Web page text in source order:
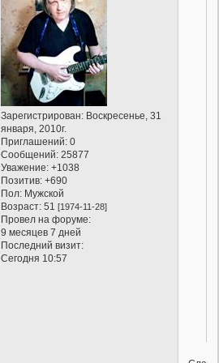
Зарегистрирован: Воскресенье, 31
января, 2010г.
Приглашений: 0
Сообщений: 25877
Уважение: +1038
Позитив: +690
Пол: Мужской
Возраст: 51[1974-11-28]
Провел на форуме:
9 месяцев 7 дней
Последний визит:
Сегодня 10:57